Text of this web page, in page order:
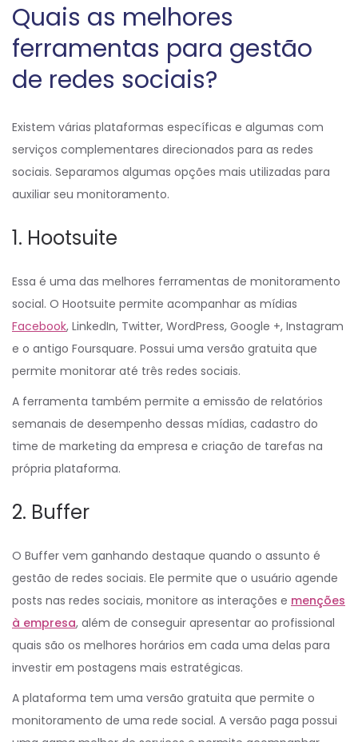
Quais as melhores
ferramentas para gestão
de redes sociais?
Existem várias plataformas específicas e algumas com
serviços complementares direcionados para as redes
sociais. Separamos algumas opções mais utilizadas para
auxiliar seu monitoramento.
1. Hootsuite
Essa é uma das melhores ferramentas de monitoramento
social. O Hootsuite permite acompanhar as mídias
Facebook, LinkedIn, Twitter, WordPress, Google +, Instagram
e o antigo Foursquare. Possui uma versão gratuita que
permite monitorar até três redes sociais.
A ferramenta também permite a emissão de relatórios
semanais de desempenho dessas mídias, cadastro do
time de marketing da empresa e criação de tarefas na
própria plataforma.
2. Buffer
O Buffer vem ganhando destaque quando o assunto é
gestão de redes sociais. Ele permite que o usuário agende
posts nas redes sociais, monitore as interações e menções
à empresa, além de conseguir apresentar ao profissional
quais são os melhores horários em cada uma delas para
investir em postagens mais estratégicas.
A plataforma tem uma versão gratuita que permite o
monitoramento de uma rede social. A versão paga possui